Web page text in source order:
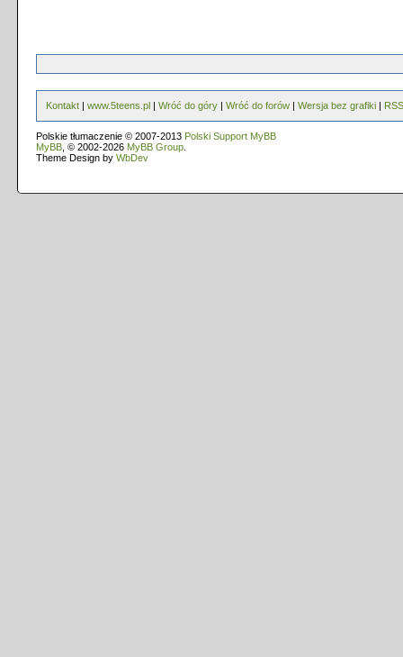
Kontakt | www.5teens.pl | Wróć do góry | Wróć do forów | Wersja bez grafiki | RSS
Polskie tłumaczenie © 2007-2013 Polski Support MyBB
MyBB , © 2002-2026 MyBB Group
Theme Design by WbDev